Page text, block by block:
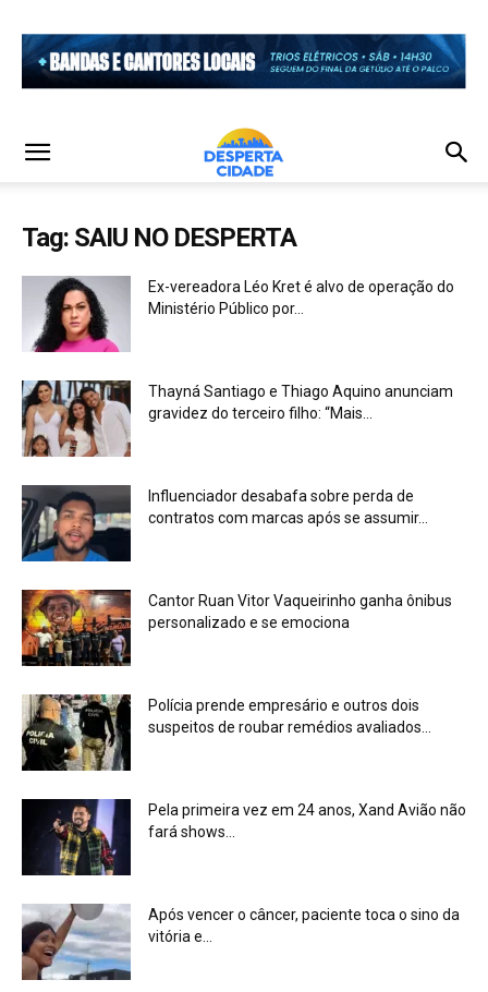
Tag: SAIU NO DESPERTA
Ex-vereadora Léo Kret é alvo de operação do
Ministério Público por...
Thayná Santiago e Thiago Aquino anunciam
gravidez do terceiro filho: “Mais...
Influenciador desabafa sobre perda de
contratos com marcas após se assumir...
Cantor Ruan Vitor Vaqueirinho ganha ônibus
personalizado e se emociona
Polícia prende empresário e outros dois
suspeitos de roubar remédios avaliados...
Pela primeira vez em 24 anos, Xand Avião não
fará shows...
Após vencer o câncer, paciente toca o sino da
vitória e...